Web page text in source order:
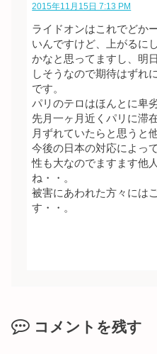
2015年11月15日 7:13 PM
ライドオンはこれでどか
いんですけど、上がるに
かなと思ってますし、明
しそうなので期待はずれ
です。
パリのテロはほんとに卑
先月一ヶ月近くパリに滞
月ずれていたらと思うと
今後の日本の対応によっ
性も大なのでますます他
ね・・。
被害にあわれた方々には
す・・。
コメントを残す